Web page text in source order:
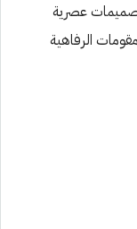
عصرية
الرفاهية